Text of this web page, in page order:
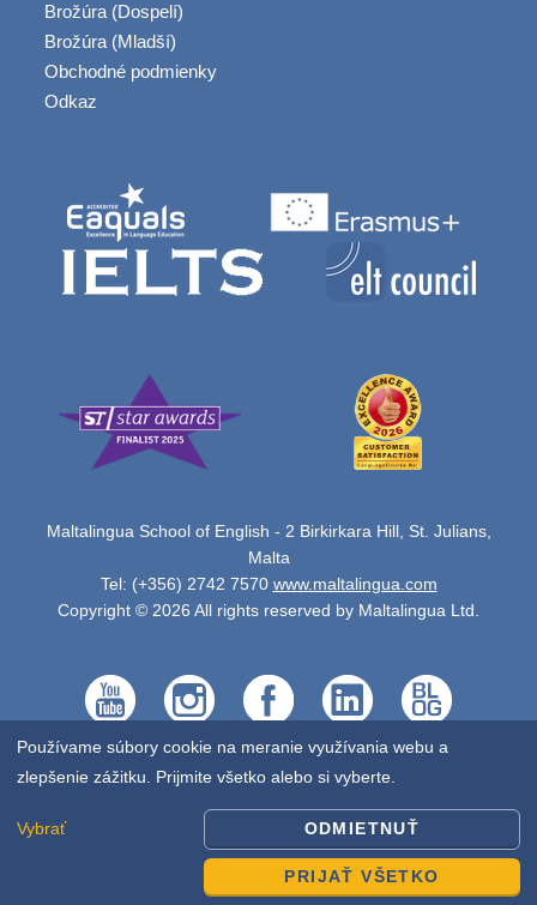
Brožúra (Dospelí)
Brožúra (Mladší)
Obchodné podmienky
Odkaz
Maltalingua School of English - 2 Birkirkara Hill, St. Julians,
Malta
Tel: (+356) 2742 7570 www.maltalingua.com
Copyright © 2026 All rights reserved by Maltalingua Ltd.
Používame súbory cookie na meranie využívania webu a
zlepšenie zážitku. Prijmite všetko alebo si vyberte.
Vybrať ODMIETNUŤ
PRIJAŤ VŠETKO